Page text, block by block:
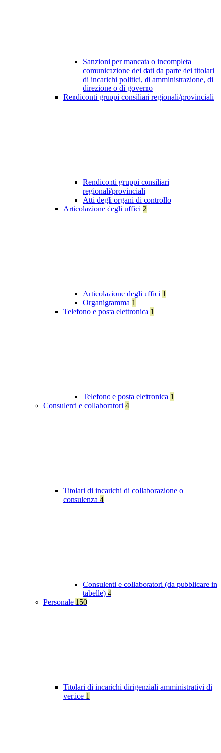
Sanzioni per mancata o incompleta
comunicazione dei dati da parte dei titolari
di incarichi politici, di amministrazione, di
direzione o di governo
Rendiconti gruppi consiliari regionali/provinciali
Rendiconti gruppi consiliari
regionali/provinciali
Atti degli organi di controllo
Articolazione degli uffici 2
Articolazione degli uffici 1
Organigramma 1
Telefono e posta elettronica 1
Telefono e posta elettronica 1
Consulenti e collaboratori 4
Titolari di incarichi di collaborazione o
consulenza 4
Consulenti e collaboratori (da pubblicare in
tabelle) 4
Personale 150
Titolari di incarichi dirigenziali amministrativi di
vertice 1